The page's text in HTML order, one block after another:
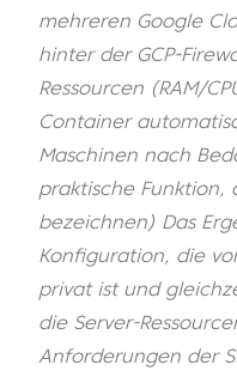
mehreren Google
hinter der GCP-
Ressourcen (RAM/
Container
Maschinen nach
praktische Funktion,
bezeichnen) Das
Konfiguration, die
privat ist und
die Server-
Anforderungen der